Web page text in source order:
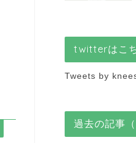
twitterはこ
Tweets by
過去の記事